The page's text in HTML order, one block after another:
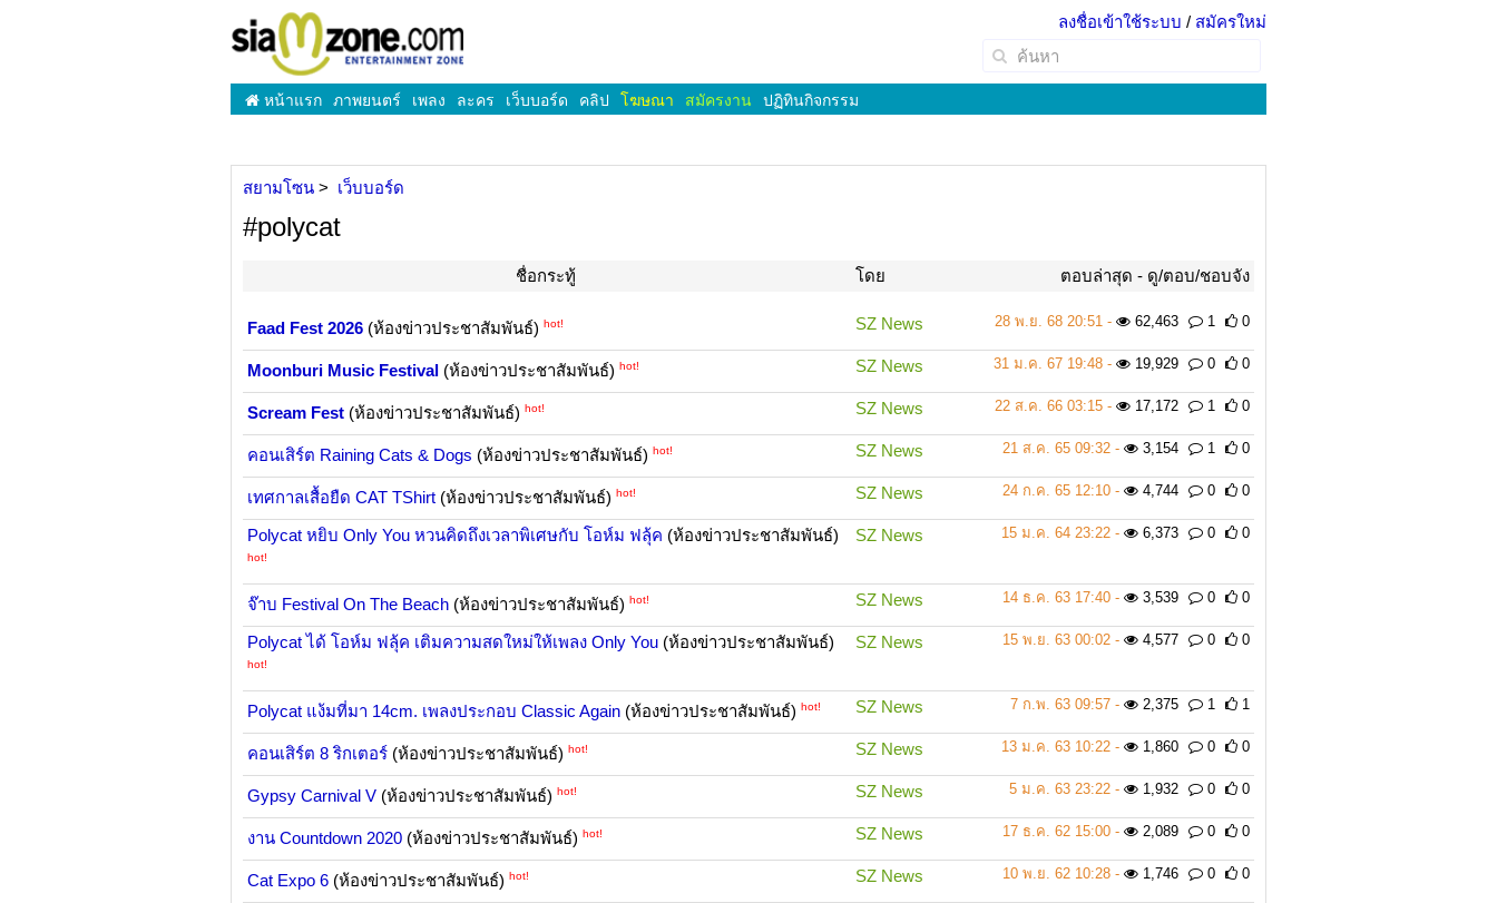
ลงชื่อเข้าใช้ระบบ / สมัครใหม่
หน้าแรก ภาพยนตร์ เพลง ละคร เว็บบอร์ด คลิป โฆษณา สมัครงาน ปฏิทินกิจกรรม
สยามโซน เว็บบอร์ด
#polycat
ชื่อกระทู้ โดย ตอบล่าสุด - ดู/ตอบ/ชอบจัง
Faad Fest 2026 (ห้องข่าวประชาสัมพันธ์) hot! SZ News 28 พ.ย. 68 20:51 - 62,463 1 0
Moonburi Music Festival (ห้องข่าวประชาสัมพันธ์) hot! SZ News 31 ม.ค. 67 19:48 - 19,929 0 0
Scream Fest (ห้องข่าวประชาสัมพันธ์) hot! SZ News 22 ส.ค. 66 03:15 - 17,172 1 0
คอนเสิร์ต Raining Cats & Dogs (ห้องข่าวประชาสัมพันธ์) hot! SZ News 21 ส.ค. 65 09:32 - 3,154 1 0
เทศกาลเสื้อยืด CAT TShirt (ห้องข่าวประชาสัมพันธ์) hot! SZ News 24 ก.ค. 65 12:10 - 4,744 0 0
Polycat หยิบ Only You หวนคิดถึงเวลาพิเศษกับ โอห์ม ฟลุ้ค (ห้องข่าวประชาสัมพันธ์)
hot!
SZ News 15 ม.ค. 64 23:22 - 6,373 0 0
จ๊าบ Festival On The Beach (ห้องข่าวประชาสัมพันธ์) hot! SZ News 14 ธ.ค. 63 17:40 - 3,539 0 0
Polycat ได้ โอห์ม ฟลุ้ค เติมความสดใหม่ให้เพลง Only You (ห้องข่าวประชาสัมพันธ์)
hot!
SZ News 15 พ.ย. 63 00:02 - 4,577 0 0
Polycat แง้มที่มา 14cm. เพลงประกอบ Classic Again (ห้องข่าวประชาสัมพันธ์) hot! SZ News 7 ก.พ. 63 09:57 - 2,375 1 1
คอนเสิร์ต 8 ริกเตอร์ (ห้องข่าวประชาสัมพันธ์) hot! SZ News 13 ม.ค. 63 10:22 - 1,860 0 0
Gypsy Carnival V (ห้องข่าวประชาสัมพันธ์) hot! SZ News 5 ม.ค. 63 23:22 - 1,932 0 0
งาน Countdown 2020 (ห้องข่าวประชาสัมพันธ์) hot! SZ News 17 ธ.ค. 62 15:00 - 2,089 0 0
Cat Expo 6 (ห้องข่าวประชาสัมพันธ์) hot! SZ News 10 พ.ย. 62 10:28 - 1,746 0 0